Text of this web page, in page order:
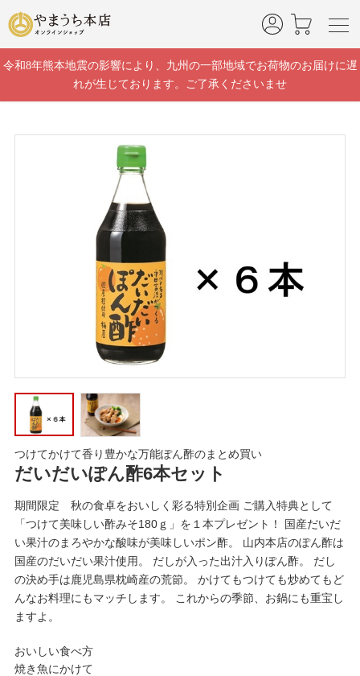
令和8年熊本地震の影響により、九州の一部地域でお荷物のお届けに遅
れが生じております。ご了承くださいませ
つけてかけて香り豊かな万能ぽん酢のまとめ買い
だいだいぽん酢6本セット
期間限定 秋の食卓をおいしく彩る特別企画 ご購入特典として
「つけて美味しい酢みそ180ｇ」を１本プレゼント！ 国産だいだ
い果汁のまろやかな酸味が美味しいポン酢。 山内本店のぽん酢は
国産のだいだい果汁使用。 だしが入った出汁入りぽん酢。 だし
の決め手は鹿児島県枕崎産の荒節。 かけてもつけても炒めてもど
んなお料理にもマッチします。 これからの季節、お鍋にも重宝し
ますよ。
おいしい食べ方
焼き魚にかけて